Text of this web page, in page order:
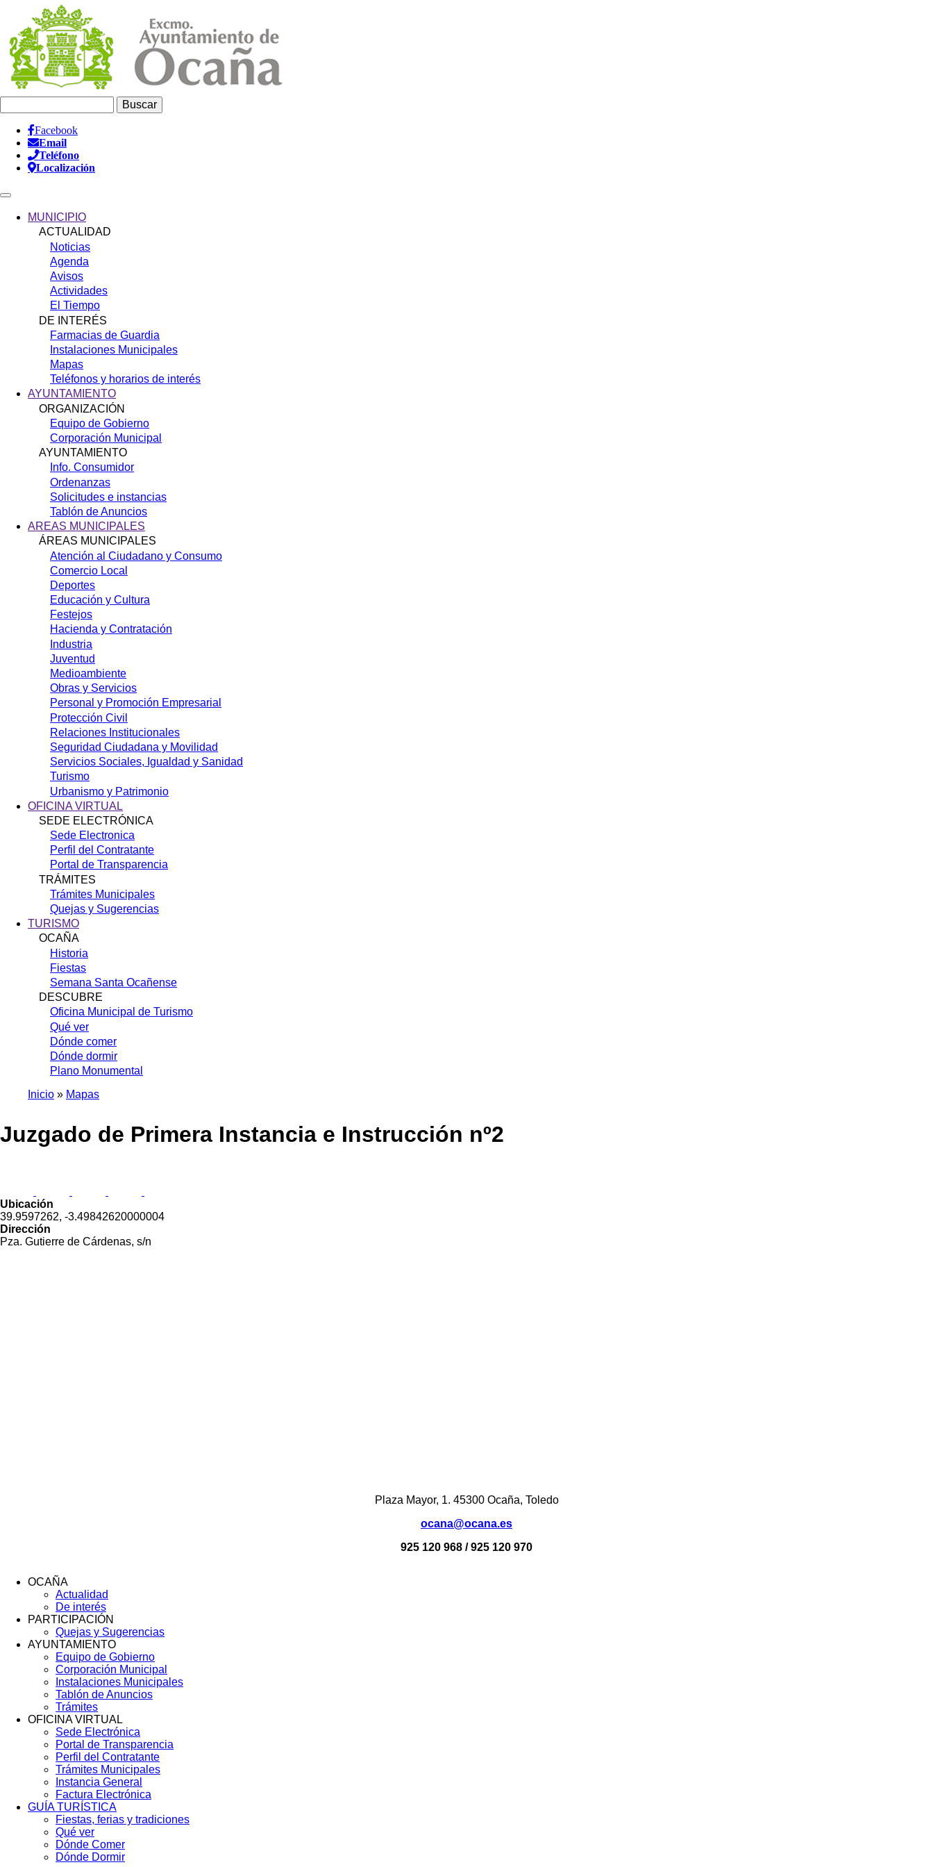
contenido
principal
Información
Header
Facebook
Email
Teléfono
Localización
navigationMUNICIPIO
ACTUALIDAD
Noticias
Agenda
Avisos
Actividades
El Tiempo
DE INTERÉS
Farmacias de Guardia
Instalaciones Municipales
Mapas
Teléfonos y horarios de interés
AYUNTAMIENTO
ORGANIZACIÓN
Equipo de Gobierno
Corporación Municipal
AYUNTAMIENTO
Info. Consumidor
Ordenanzas
Solicitudes e instancias
Tablón de Anuncios
AREAS MUNICIPALES
ÁREAS MUNICIPALES
Atención al Ciudadano y Consumo
Comercio Local
Deportes
Educación y Cultura
Festejos
Hacienda y Contratación
Industria
Juventud
Medioambiente
Obras y Servicios
Personal y Promoción Empresarial
Protección Civil
Relaciones Institucionales
Seguridad Ciudadana y Movilidad
Servicios Sociales, Igualdad y Sanidad
Turismo
Urbanismo y Patrimonio
OFICINA VIRTUAL
SEDE ELECTRÓNICA
Sede Electronica
Perfil del Contratante
Portal de Transparencia
TRÁMITES
Trámites Municipales
Quejas y Sugerencias
TURISMO
OCAÑA
Historia
Fiestas
Semana Santa Ocañense
DESCUBRE
Oficina Municipal de Turismo
Qué ver
Dónde comer
Dónde dormir
Plano Monumental
enlaces
la
navegación
Inicio Mapas
Juzgado de Primera Instancia e Instrucción nº2
Ubicación
39.9597262, -3.49842620000004
Dirección
Pza. Gutierre de Cárdenas, s/n
Plaza Mayor, 1. 45300 Ocaña, Toledo
ocana@ocana.es
925 120 968 / 925 120 970
OCAÑA
Actualidad
De interés
PARTICIPACIÓN
Quejas y Sugerencias
AYUNTAMIENTO
Equipo de Gobierno
Corporación Municipal
Instalaciones Municipales
Tablón de Anuncios
Trámites
OFICINA VIRTUAL
Sede Electrónica
Portal de Transparencia
Perfil del Contratante
Trámites Municipales
Instancia General
Factura Electrónica
GUÍA TURÍSTICA
Fiestas, ferias y tradiciones
Qué ver
Dónde Comer
Dónde Dormir